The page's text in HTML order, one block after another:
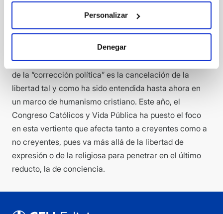
Personalizar
Denegar
La sabia conclusión de Benedicto XVI de que la muerte
de Dios conlleva inevitablemente la muerte del hombre
ha encontrado así una confirmación impensable hace
sólo algunos años. Una peligrosa derivada del triunfo
de la “corrección política” es la cancelación de la
libertad tal y como ha sido entendida hasta ahora en
un marco de humanismo cristiano. Este año, el
Congreso Católicos y Vida Pública ha puesto el foco
en esta vertiente que afecta tanto a creyentes como a
no creyentes, pues va más allá de la libertad de
expresión o de la religiosa para penetrar en el último
reducto, la de conciencia.